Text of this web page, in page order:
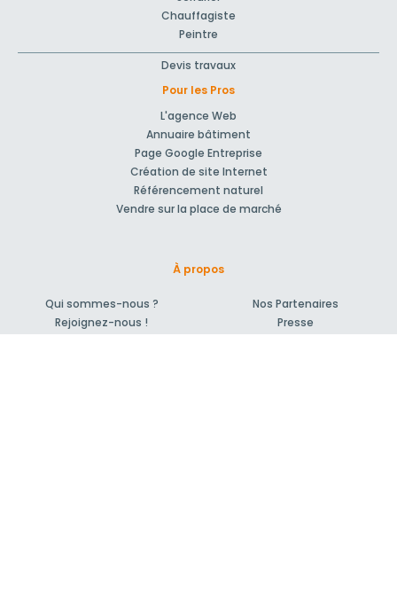
Chauffagiste
Peintre
Devis travaux
Pour les Pros
L'agence Web
Annuaire bâtiment
Page Google Entreprise
Création de site Internet
Référencement naturel
Vendre sur la place de marché
À propos
Qui sommes-nous ?
Rejoignez-nous !
Nos Partenaires
Presse